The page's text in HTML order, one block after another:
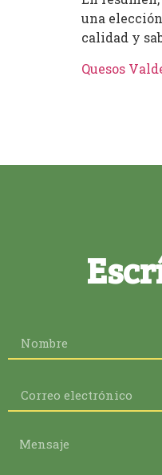
una
calidad y
Quesos